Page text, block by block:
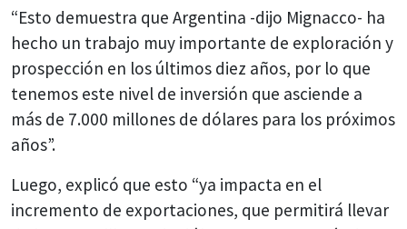
“Esto demuestra que Argentina -dijo Mignacco- ha
hecho un trabajo muy importante de exploración y
prospección en los últimos diez años, por lo que
tenemos este nivel de inversión que asciende a
más de 7.000 millones de dólares para los próximos
años”.
Luego, explicó que esto “ya impacta en el
incremento de exportaciones, que permitirá llevar